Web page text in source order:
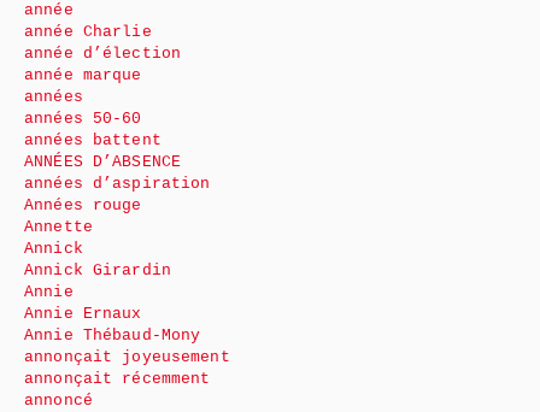
année
année Charlie
année d’élection
année marque
années
années 50-60
années battent
ANNÉES D’ABSENCE
années d’aspiration
Années rouge
Annette
Annick
Annick Girardin
Annie
Annie Ernaux
Annie Thébaud-Mony
annonçait joyeusement
annonçait récemment
annoncé